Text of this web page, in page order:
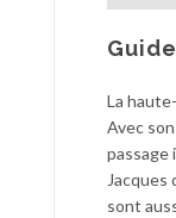
La
Avec
passage
sont